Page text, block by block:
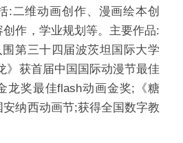
:二维动画创作、漫画绘本创
作，学业规划等。主要作品:
第三十四届波茨坦国际大学
》获首届中国国际动漫节最佳
龙奖最佳flash动画金奖;《糖
纳西动画节;获得全国数字教